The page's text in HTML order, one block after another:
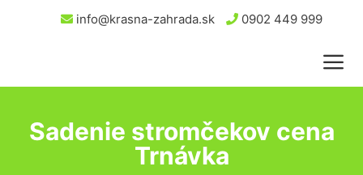
info@krasna-zahrada.sk 0902 449 999
Sadenie stromčekov cena
Trnávka